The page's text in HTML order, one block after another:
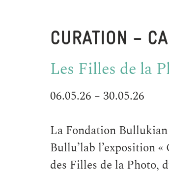
CURATION –
Les Filles de la
06.05.26 – 30.05.26
La Fondation Bullukian
Bullu’lab l’exposition
des Filles de la Photo,